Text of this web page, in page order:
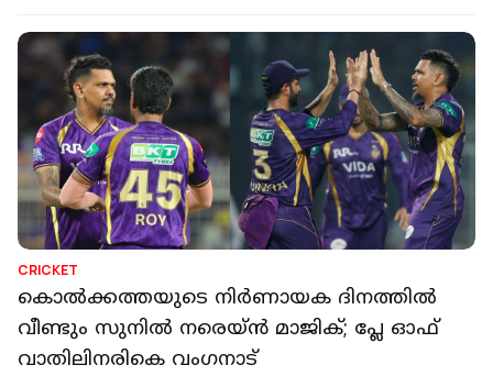
CRICKET
കൊല്‍ക്കത്തയുടെ നിര്‍ണായക ദിനത്തില്‍
വീണ്ടും സുനില്‍ നരെയ്ന്‍ മാജിക്; പ്ലേ ഓഫ്
വാതിലിനരികെ വംഗനാട്